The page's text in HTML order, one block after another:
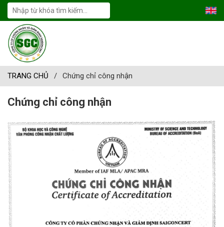
TRANG CHỦ / Chứng chỉ công nhận
Chứng chỉ công nhận